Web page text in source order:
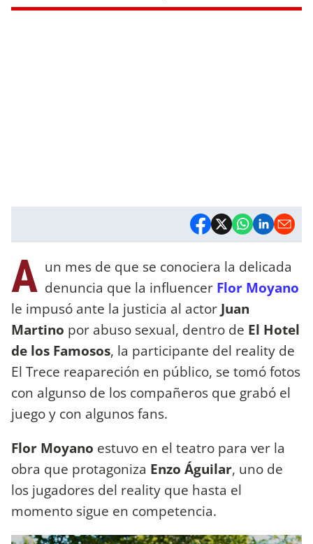
A un mes de que se conociera la delicada
denuncia que la influencer Flor Moyano
le impusó ante la justicia al actor Juan
Martino por abuso sexual, dentro de El Hotel
de los Famosos, la participante del reality de
El Trece reapareción en público, se tomó fotos
con algunso de los compañeros que grabó el
juego y con algunos fans.
Flor Moyano estuvo en el teatro para ver la
obra que protagoniza Enzo Águilar, uno de
los jugadores del reality que hasta el
momento sigue en competencia.